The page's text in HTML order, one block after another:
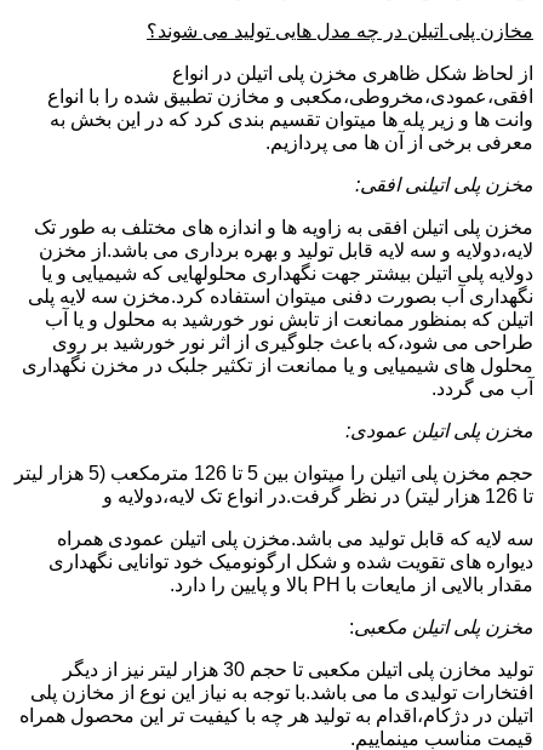
مخازن پلی اتیلن در چه مدل هایی تولید می شوند؟
از لحاظ شکل ظاهری مخزن پلی اتیلن در انواع
افقی،عمودی،مخروطی،مکعبی و مخازن تطبیق شده را با انواع
وانت ها و زیر پله ها میتوان تقسیم بندی کرد که در این بخش به
معرفی برخی از آن ها می پردازیم.
مخزن پلی اتیلنی افقی:
مخزن پلی اتیلن افقی به زاویه ها و اندازه های مختلف به طور تک
لایه،دولایه و سه لایه قابل تولید و بهره برداری می باشد.از مخزن
دولایه پلی اتیلن بیشتر جهت نگهداری محلولهایی که شیمیایی و یا
نگهداری آب بصورت دفنی میتوان استفاده کرد.مخزن سه لایه پلی
اتیلن که بمنظور ممانعت از تابش نور خورشید به محلول و یا آب
طراحی می شود،که باعث جلوگیری از اثر نور خورشید بر روی
محلول های شیمیایی و یا ممانعت از تکثیر جلبک در مخزن نگهداری
آب می گردد.
مخزن پلی اتیلن عمودی:
حجم مخزن پلی اتیلن را میتوان بین 5 تا 126 مترمکعب (5 هزار لیتر
تا 126 هزار لیتر) در نظر گرفت.در انواع تک لایه،دولایه و
سه لایه که قابل تولید می باشد.مخزن پلی اتیلن عمودی همراه
دیواره های تقویت شده و شکل ارگونومیک خود توانایی نگهداری
مقدار بالایی از مایعات با PH بالا و پایین را دارد.
مخزن پلی اتیلن مکعبی:
تولید مخازن پلی اتیلن مکعبی تا حجم 30 هزار لیتر نیز از دیگر
افتخارات تولیدی ما می باشد.با توجه به نیاز این نوع از مخازن پلی
اتیلن در دژکام،اقدام به تولید هر چه با کیفیت تر این محصول همراه
قیمت مناسب مینماییم.